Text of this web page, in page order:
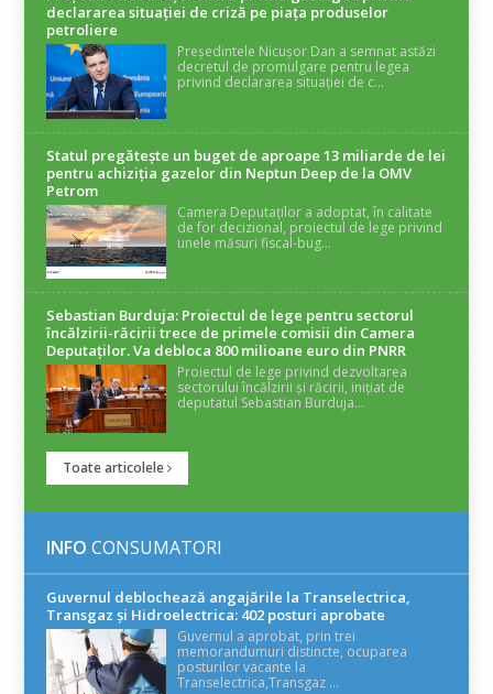
declararea situaţiei de criză pe piaţa produselor
petroliere
Președintele Nicușor Dan a semnat astăzi
decretul de promulgare pentru legea
privind declararea situației de c...
Statul pregătește un buget de aproape 13 miliarde de lei
pentru achiziția gazelor din Neptun Deep de la OMV
Petrom
Camera Deputaților a adoptat, în calitate
de for decizional, proiectul de lege privind
unele măsuri fiscal-bug...
Sebastian Burduja: Proiectul de lege pentru sectorul
încălzirii-răcirii trece de primele comisii din Camera
Deputaților. Va debloca 800 milioane euro din PNRR
Proiectul de lege privind dezvoltarea
sectorului încălzirii și răcirii, inițiat de
deputatul Sebastian Burduja...
Toate articolele
INFO CONSUMATORI
Guvernul deblochează angajările la Transelectrica,
Transgaz și Hidroelectrica: 402 posturi aprobate
Guvernul a aprobat, prin trei
memorandumuri distincte, ocuparea
posturilor vacante la
Transelectrica,Transgaz ...